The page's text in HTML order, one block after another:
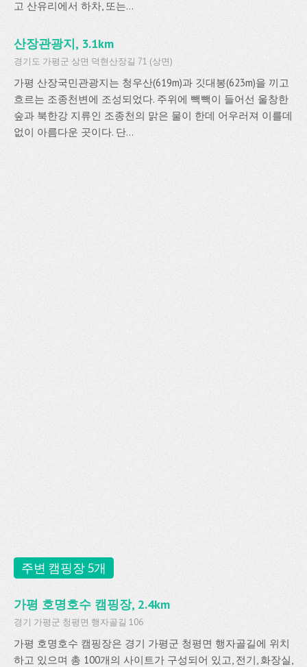
고 산유리에서 하차, 또는...
산장관광지, 3.1km
경기도 가평군 상면 덕현산장길 71 (상면)
가평 산장국민관광지는 청우산(619m)과 깃대봉(623m)을 끼고
흐르는 조종천변에 조성되었다. 주위에 빽빽이 들어선 울창한
숲과 북한강 지류인 조종천의 맑은 물이 한데 어우러져 이를데
없이 아름다운 곳이다. 단...
주변 캠핑장 5개
가평 호명호수 캠핑장, 2.4km
경기 가평군 청평면 행자골길 106
가평 호명호수 캠핑장은 경기 가평군 청평면 행자골길에 위치
하고 있으며 총 100개의 사이트가 구성되어 있고, 전기, 화장실,